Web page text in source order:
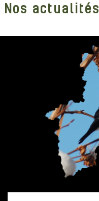
Nos actualités